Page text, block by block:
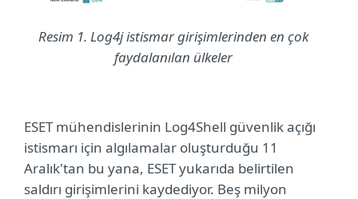
Resim 1. Log4j istismar girişimlerinden en çok
faydalanılan ülkeler
ESET mühendislerinin Log4Shell güvenlik açığı
istismarı için algılamalar oluşturduğu 11
Aralık'tan bu yana, ESET yukarıda belirtilen
saldırı girişimlerini kaydediyor. Beş milyon